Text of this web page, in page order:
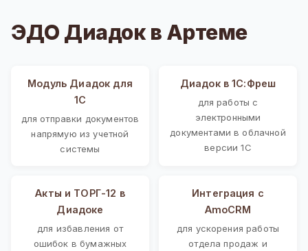
ЭДО Диадок в Артеме
Модуль Диадок для
1С
для отправки документов
напрямую из учетной
системы
Диадок в 1С:Фреш
для работы с
электронными
документами в облачной
версии 1С
Акты и ТОРГ-12 в
Диадоке
для избавления от
ошибок в бумажных
Интеграция с
AmoCRM
для ускорения работы
отдела продаж и